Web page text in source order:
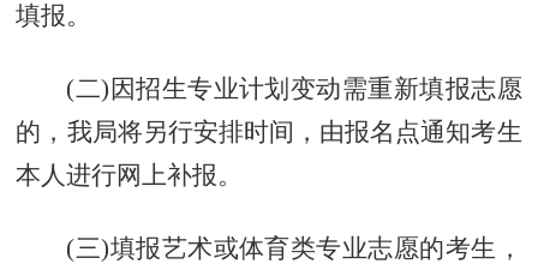
填报。
(二)因招生专业计划变动需重新填报志愿
的，我局将另行安排时间，由报名点通知考生
本人进行网上补报。
(三)填报艺术或体育类专业志愿的考生，